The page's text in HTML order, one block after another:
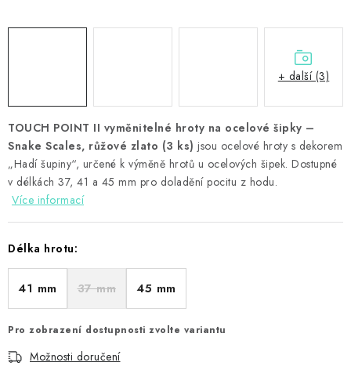
Kontakty Hodnocení obchodu
TOUCH POINT II vyměnitelné hroty na ocelové šipky –
Snake Scales, růžové zlato (3 ks) jsou ocelové hroty s dekorem
„Hadí šupiny“, určené k výměně hrotů u ocelových šipek. Dostupné
v délkách 37, 41 a 45 mm pro doladění pocitu z hodu.
Více informací
Délka hrotu:
41 mm 37 mm 45 mm
Pro zobrazení dostupnosti zvolte variantu
Možnosti doručení
+ další (3)